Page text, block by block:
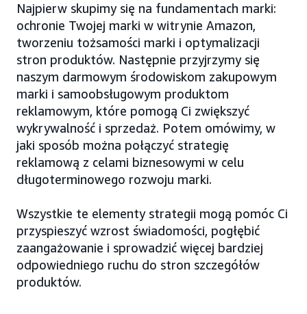
Najpierw skupimy się na fundamentach marki:
ochronie Twojej marki w witrynie Amazon,
tworzeniu tożsamości marki i optymalizacji
stron produktów. Następnie przyjrzymy się
naszym darmowym środowiskom zakupowym
marki i samoobsługowym produktom
reklamowym, które pomogą Ci zwiększyć
wykrywalność i sprzedaż. Potem omówimy, w
jaki sposób można połączyć strategię
reklamową z celami biznesowymi w celu
długoterminowego rozwoju marki.
Wszystkie te elementy strategii mogą pomóc Ci
przyspieszyć wzrost świadomości, pogłębić
zaangażowanie i sprowadzić więcej bardziej
odpowiedniego ruchu do stron szczegółów
produktów.